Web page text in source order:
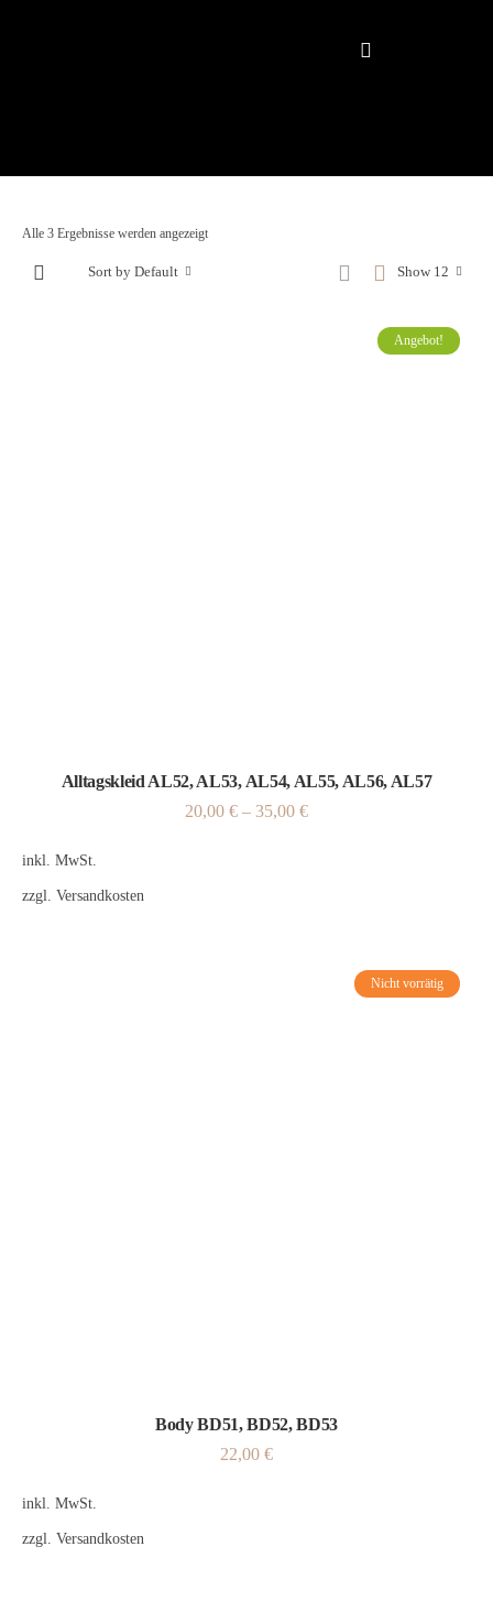
Alle 3 Ergebnisse werden angezeigt
Show 12
Sort by Default
Angebot!
Alltagskleid AL52, AL53, AL54, AL55, AL56, AL57
20,00 € – 35,00 €
inkl. MwSt.
zzgl. Versandkosten
Nicht vorrätig
Body BD51, BD52, BD53
22,00 €
inkl. MwSt.
zzgl. Versandkosten